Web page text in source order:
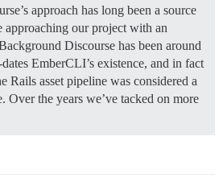
approach has long been a source
our project with an
Discourse has been around
EmberCLI’s existence, and in fact
Rails asset pipeline was considered a
Over the years we’ve tacked on more